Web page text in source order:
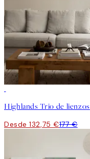
Highlands Trio de lienzos
Desde 132,75 €177 €